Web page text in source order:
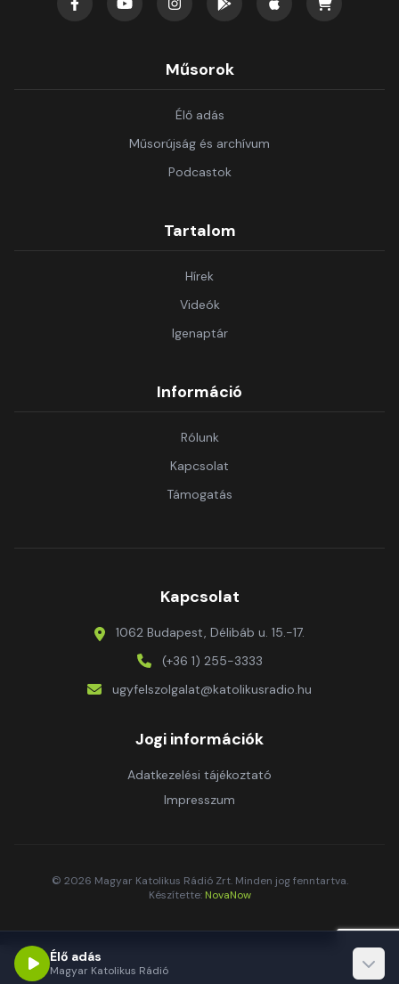
Műsorok
Élő adás
Műsorújság és archívum
Podcastok
Tartalom
Hírek
Videók
Igenaptár
Információ
Rólunk
Kapcsolat
Támogatás
Kapcsolat
1062 Budapest, Délibáb u. 15.-17.
(+36 1) 255-3333
ugyfelszolgalat@katolikusradio.hu
Jogi információk
Adatkezelési tájékoztató
Impresszum
© 2026 Magyar Katolikus Rádió Zrt. Minden jog fenntartva.
Készítette: NovaNow
Élő adás
Magyar Katolikus Rádió